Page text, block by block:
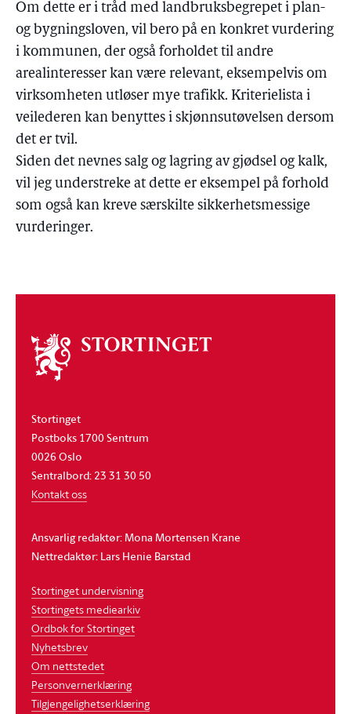
Om dette er i tråd med landbruksbegrepet i plan-
og bygningsloven, vil bero på en konkret vurdering
i kommunen, der også forholdet til andre
arealinteresser kan være relevant, eksempelvis om
virksomheten utløser mye trafikk. Kriterielista i
veilederen kan benyttes i skjønnsutøvelsen dersom
det er tvil.
Siden det nevnes salg og lagring av gjødsel og kalk,
vil jeg understreke at dette er eksempel på forhold
som også kan kreve særskilte sikkerhetsmessige
vurderinger.
Om
stortinget
Stortinget
Postboks 1700 Sentrum
0026 Oslo
Sentralbord: 23 31 30 50
Kontakt oss
Ansvarlig redaktør: Mona Mortensen Krane
Nettredaktør: Lars Henie Barstad
Stortinget undervisning
Stortingets mediearkiv
Ordbok for Stortinget
Nyhetsbrev
Om nettstedet
Personvernerklæring
Tilgjengelighetserklæring